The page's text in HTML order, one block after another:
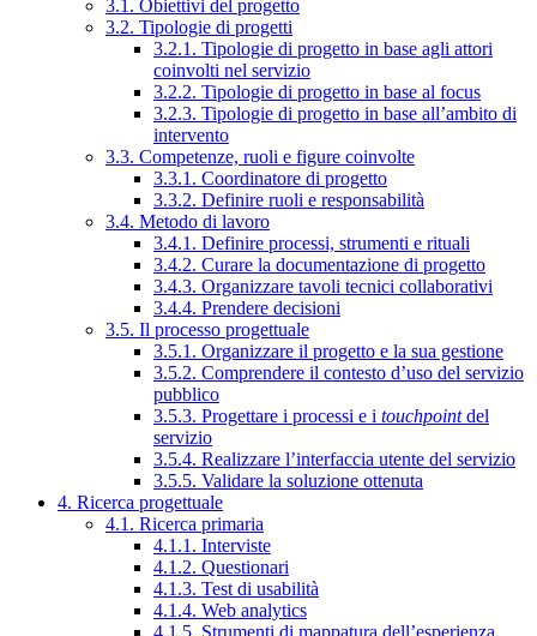
3.1. Obiettivi del progetto
3.2. Tipologie di progetti
3.2.1. Tipologie di progetto in base agli attori
coinvolti nel servizio
3.2.2. Tipologie di progetto in base al focus
3.2.3. Tipologie di progetto in base all’ambito di
intervento
3.3. Competenze, ruoli e figure coinvolte
3.3.1. Coordinatore di progetto
3.3.2. Definire ruoli e responsabilità
3.4. Metodo di lavoro
3.4.1. Definire processi, strumenti e rituali
3.4.2. Curare la documentazione di progetto
3.4.3. Organizzare tavoli tecnici collaborativi
3.4.4. Prendere decisioni
3.5. Il processo progettuale
3.5.1. Organizzare il progetto e la sua gestione
3.5.2. Comprendere il contesto d’uso del servizio
pubblico
3.5.3. Progettare i processi e i touchpointdel
servizio
3.5.4. Realizzare l’interfaccia utente del servizio
3.5.5. Validare la soluzione ottenuta
4. Ricerca progettuale
4.1. Ricerca primaria
4.1.1. Interviste
4.1.2. Questionari
4.1.3. Test di usabilità
4.1.4. Web analytics
4.1.5. Strumenti di mappatura dell’esperienza